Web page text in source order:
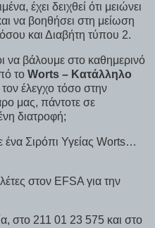
έχει δειχθεί ότι μειώνει
να βοηθήσει στη μείωση
και Διαβήτη τύπου 2.
να βάλουμε στο καθημερινό
το Worts – Κατάλληλο
έλεγχο τόσο στην
μας, πάντοτε σε
διατροφή;
ένα Σιρόπι Υγείας Worts…
στον EFSA για την
στο 211 01 23 575 και στο